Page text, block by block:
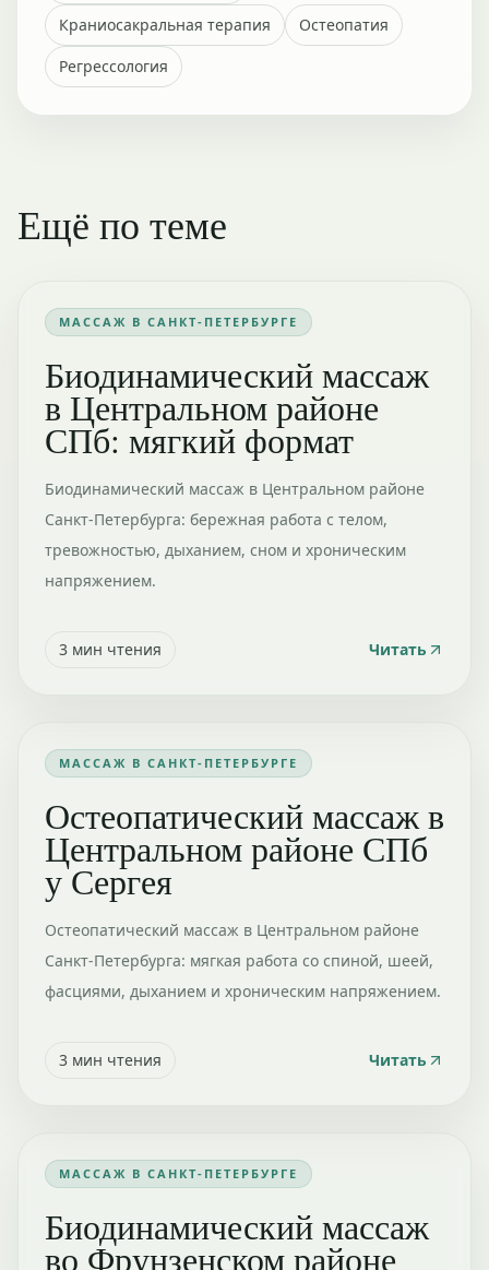
Краниосакральная терапия
Остеопатия
Регрессология
Ещё по теме
МАССАЖ В САНКТ-ПЕТЕРБУРГЕ
Биодинамический массаж
в Центральном районе
СПб: мягкий формат
Биодинамический массаж в Центральном районе
Санкт-Петербурга: бережная работа с телом,
тревожностью, дыханием, сном и хроническим
напряжением.
3 мин чтения Читать
МАССАЖ В САНКТ-ПЕТЕРБУРГЕ
Остеопатический массаж в
Центральном районе СПб
у Сергея
Остеопатический массаж в Центральном районе
Санкт-Петербурга: мягкая работа со спиной, шеей,
фасциями, дыханием и хроническим напряжением.
3 мин чтения Читать
МАССАЖ В САНКТ-ПЕТЕРБУРГЕ
Биодинамический массаж
во Фрунзенском районе